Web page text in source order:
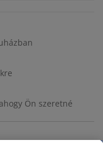
Ön szeretné